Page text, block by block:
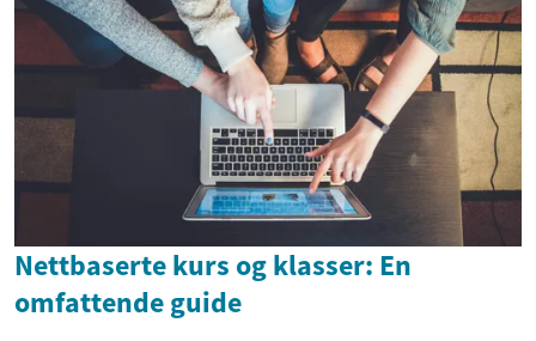
Nettbaserte kurs og klasser: En
omfattende guide